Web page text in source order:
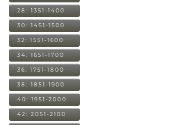
28: 1351-1400
30: 1451-1500
32: 1551-1600
34: 1651-1700
36: 1751-1800
38: 1851-1900
40: 1951-2000
42: 2051-2100